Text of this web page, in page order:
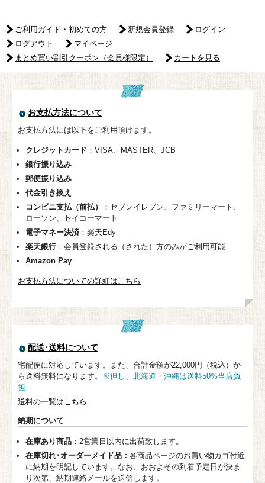
ご利用ガイド・初めての方 新規会員登録
ログイン
ログアウト
マイページ
まとめ買い割引クーポン（会員様限定）
カートを見る
お支払方法について
お支払方法には以下をご利用頂けます。
クレジットカード ：VISA、MASTER、JCB
銀行振り込み
郵便振り込み
代金引き換え
コンビニ支払（前払）
：セブンイレブン、ファミリーマート、
ローソン、セイコーマート
電子マネー決済：楽天Edy
楽天銀行：会員登録される（された）方のみがご利用可能
Amazon Pay
お支払方法についての詳細はこちら
配送･送料について
宅配便に対応しています。また、合計金額が22,000円（税込）か
ら送料無料になります。
※但し、北海道・沖縄は送料50%当店負
担
送料の一覧はこちら
納期について
在庫あり商品：2営業日以内に出荷致します。
在庫切れ･オーダーメイド品： 各商品ページのお買い物カゴ付近
に納期を明記しています。なお、おおよその到着予定日が決ま
り次第、納期連絡メールを送信します。